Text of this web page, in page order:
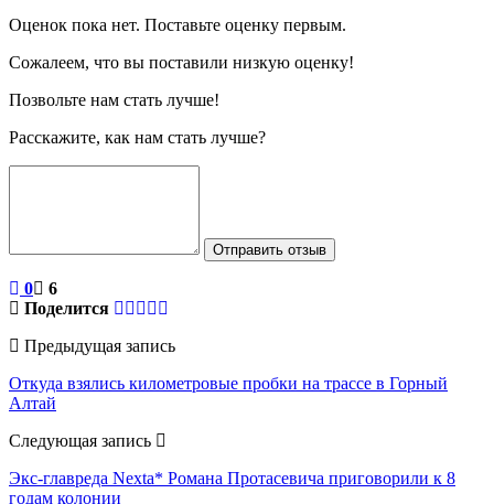
Оценок пока нет. Поставьте оценку первым.
Сожалеем, что вы поставили низкую оценку!
Позвольте нам стать лучше!
Расскажите, как нам стать лучше?
Отправить отзыв
0
6
Поделится
Предыдущая запись
Откуда взялись километровые пробки на трассе в Горный
Алтай
Следующая запись
Экс-главреда Nexta* Романа Протасевича приговорили к 8
годам колонии